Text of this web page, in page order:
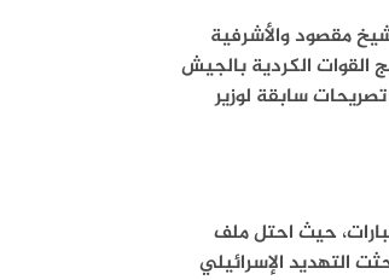
مقصود والأشرفية
يكشف تعثر المساعي الدبلوماسية لتطبيق اتفاق 10 آذار لدمج القوات الكردية بالجيش
سابقة لوزير
حيث احتل ملف
التي بحثت التهديد الإسرائيلي